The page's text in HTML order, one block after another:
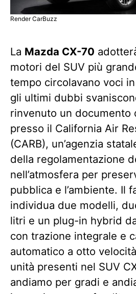
Render CarBuzz
La Mazda CX-70
motori del SUV più
tempo circolavano voci
gli ultimi dubbi
rinvenuto un documento
presso il California Air
(CARB), un’agenzia
della regolamentazione
nell’atmosfera per
pubblica e l’ambiente. Il
individua due modelli,
litri e un plug-in hybrid
con trazione integrale e
automatico a otto
unità presenti nel SUV
andiamo per gradi e